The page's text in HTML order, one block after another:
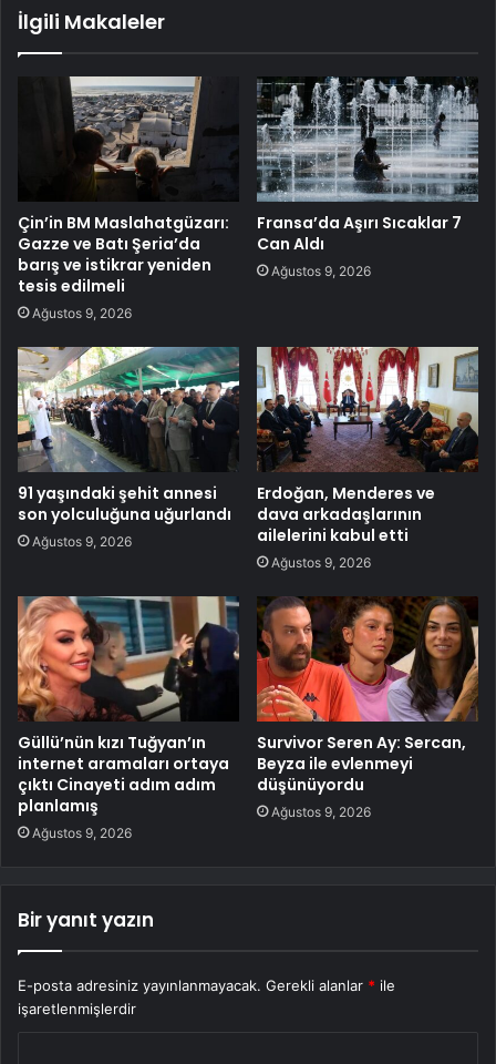
İlgili Makaleler
Çin’in BM Maslahatgüzarı:
Gazze ve Batı Şeria’da
barış ve istikrar yeniden
tesis edilmeli
Ağustos 9, 2026
Fransa’da Aşırı Sıcaklar 7
Can Aldı
Ağustos 9, 2026
91 yaşındaki şehit annesi
son yolculuğuna uğurlandı
Ağustos 9, 2026
Erdoğan, Menderes ve
dava arkadaşlarının
ailelerini kabul etti
Ağustos 9, 2026
Güllü’nün kızı Tuğyan’ın
internet aramaları ortaya
çıktı Cinayeti adım adım
planlamış
Ağustos 9, 2026
Survivor Seren Ay: Sercan,
Beyza ile evlenmeyi
düşünüyordu
Ağustos 9, 2026
Bir yanıt yazın
E-posta adresiniz yayınlanmayacak. Gerekli alanlar * ile
işaretlenmişlerdir